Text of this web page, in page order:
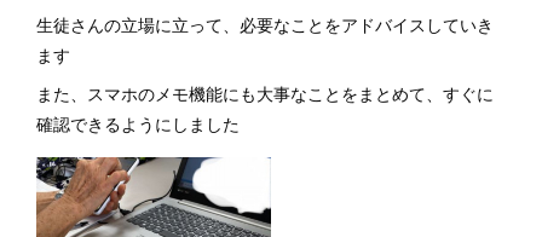
生徒さんの立場に立って、必要なことをアドバイスしていき
ます
また、スマホのメモ機能にも大事なことをまとめて、すぐに
確認できるようにしました